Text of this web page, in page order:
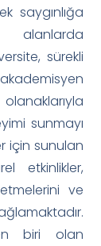
saygınlığa
alanlarda
sürekli
sunmayı
için sunulan
etkinlikler,
ve
biri olan